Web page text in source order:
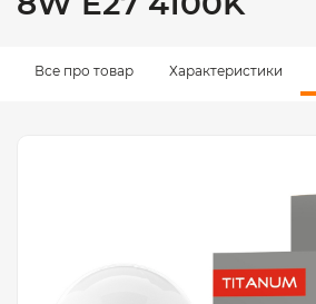
Все про товар Характеристики